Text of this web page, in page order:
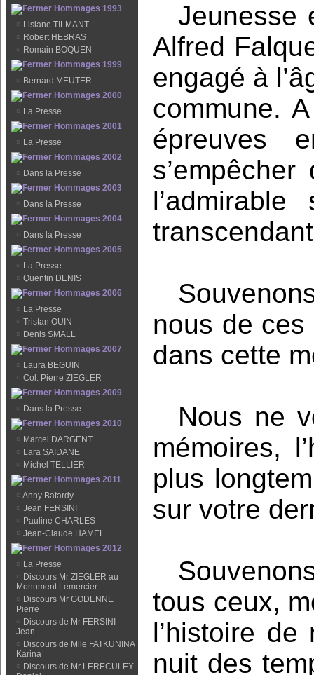
Hommages 1993
¤ Lisiane TILMANT
¤ Robert HEBRAS
¤ Romain BOQUEN
Hommages 1999
¤ Bernard MEUTER
Hommages 2000
¤ La Presse
Hommages 2001
¤ La Presse
Hommages 2002
¤ Dans la Presse
Hommages 2003
¤ Dans la Presse
Hommages 2004
¤ Dans la Presse
Hommages 2005
¤ La Presse
¤ Quentin DENIS
Hommages 2006
¤ La Presse
¤ Tristan OUIN
¤ Denis SMALL
Hommages 2007
¤ Laura BEGUIN
¤ Col. Pierre ZIEGLER
Hommages 2009
¤ Dans la Presse
Hommages 2010
¤ Marcel DARGENT
¤ Lara SAIDANE
¤ Michel TELLIER
Hommages 2011
¤ Anny Batardy
¤ Jean FERSINI
¤ Pauline CHARLES
¤ Jean-Claude HAMEL
Hommages 2012
¤ La Presse
¤ Discours Mr ZIEGLER au
Monument Lemercier.
¤ Discours Mr GODENNE
Pierre
¤ Discours de Mr FERSINI
Jean
¤ Discours de Mlle FATKUNINA
Karina
¤ Discours de Mr LERECULEY
Jeunesse
Alfred
engagé à
commune.
épreuves
nous de
dans cette
Nous ne
mémoires,
plus
sur votre
tous ceux,
l’histoire
nuit des